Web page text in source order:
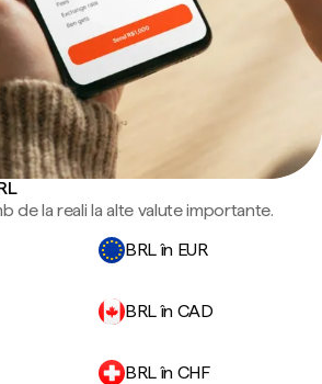
de la reali la alte valute importante.
BRL în EUR
BRL în CAD
BRL în CHF